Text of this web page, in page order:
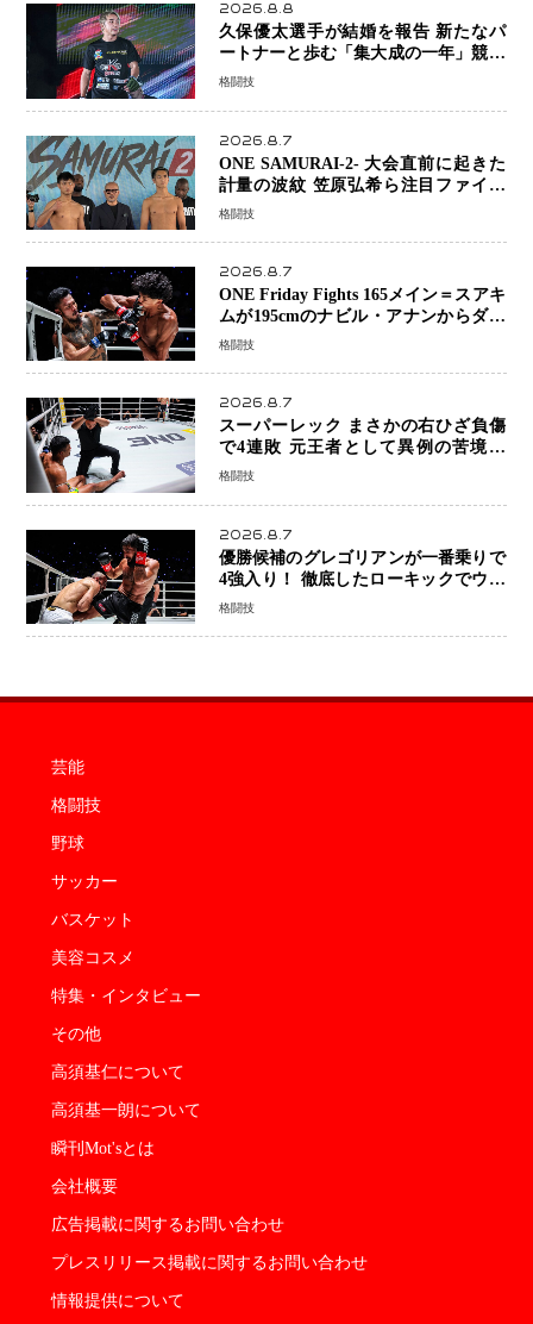
2026.8.8
久保優太選手が結婚を報告 新たなパ
ートナーと歩む「集大成の一年」競技
生活を支える存在に感謝
格闘技
2026.8.7
ONE SAMURAI-2- 大会直前に起きた
計量の波紋 笠原弘希ら注目ファイタ
ーは契約体重で決戦へ、山本歩夢と平
格闘技
2026.8.7
ONE Friday Fights 165メイン＝スアキ
ムが195cmのナビル・アナンからダウ
ン奪取！猛反撃を耐え抜き判定勝利、
格闘技
2026.8.7
スーパーレック まさかの右ひざ負傷
で4連敗 元王者として異例の苦境…
「アクシデント」でも消えない危険信
格闘技
2026.8.7
優勝候補のグレゴリアンが一番乗りで
4強入り！ 徹底したローキックでウス
ビャンを攻略、判定勝利
格闘技
芸能
格闘技
野球
サッカー
バスケット
美容コスメ
特集・インタビュー
その他
高須基仁について
高須基一朗について
瞬刊Mot'sとは
会社概要
広告掲載に関するお問い合わせ
プレスリリース掲載に関するお問い合わせ
情報提供について